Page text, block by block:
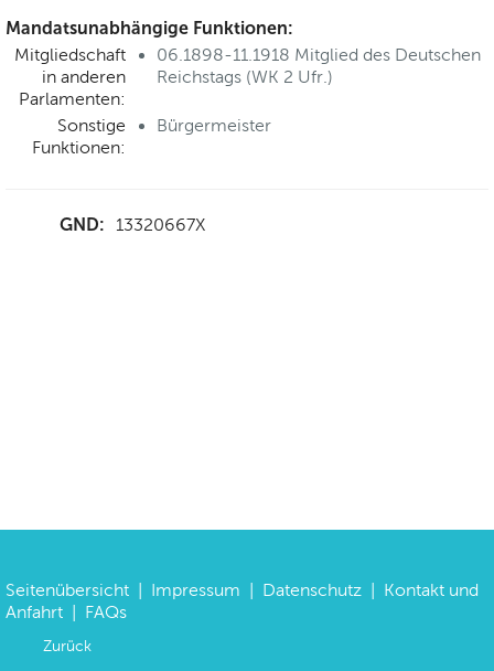
Mandatsunabhängige Funktionen:
Mitgliedschaft
in anderen
Parlamenten:
06.1898-11.1918 Mitglied des Deutschen
Reichstags (WK 2 Ufr.)
Sonstige
Funktionen:
Bürgermeister
GND: 13320667X
Zurück
Seitenübersicht Impressum Datenschutz
Kontakt und
Anfahrt
FAQs